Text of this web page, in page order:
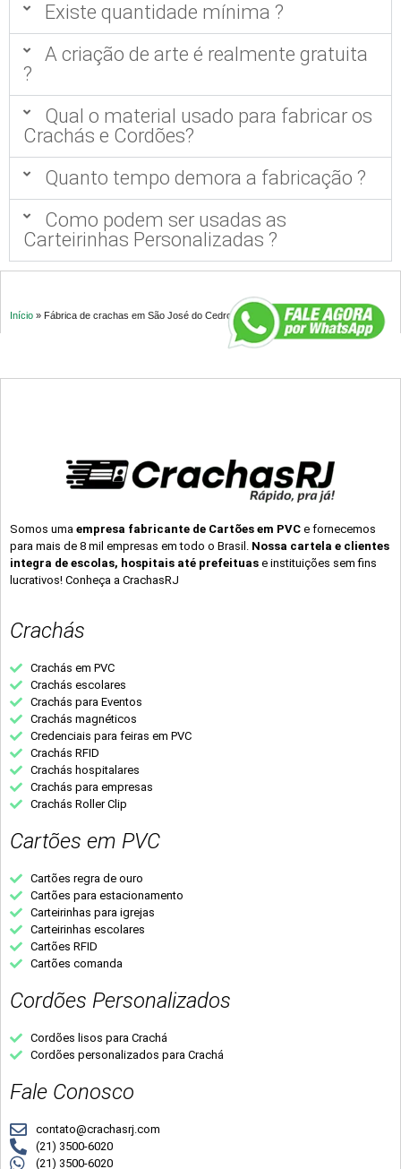
Existe quantidade mínima ?
A criação de arte é realmente gratuita
?
Qual o material usado para fabricar os
Crachás e Cordões?
Quanto tempo demora a fabricação ?
Como podem ser usadas as
Carteirinhas Personalizadas ?
Início » Fábrica de crachas em São José do Cedro SC
Somos uma empresa fabricante de Cartões em PVC e fornecemos
para mais de 8 mil empresas em todo o Brasil. Nossa cartela e clientes
integra de escolas, hospitais até prefeituas e instituições sem fins
lucrativos! Conheça a CrachasRJ
Crachás
Crachás em PVC
Crachás escolares
Crachás para Eventos
Crachás magnéticos
Credenciais para feiras em PVC
Crachás RFID
Crachás hospitalares
Crachás para empresas
Crachás Roller Clip
Cartões em PVC
Cartões regra de ouro
Cartões para estacionamento
Carteirinhas para igrejas
Carteirinhas escolares
Cartões RFID
Cartões comanda
Cordões Personalizados
Cordões lisos para Crachá
Cordões personalizados para Crachá
Fale Conosco
contato@crachasrj.com
(21) 3500-6020
(21) 3500-6020